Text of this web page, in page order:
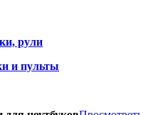
рули
и пульты